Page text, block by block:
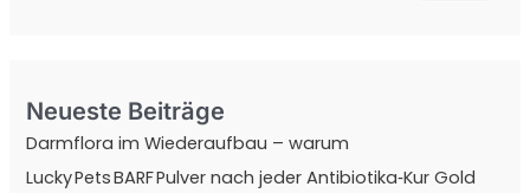
Neueste Beiträge
Darmflora im Wiederaufbau – warum
Lucky Pets BARF Pulver nach jeder Antibiotika‑Kur Gold